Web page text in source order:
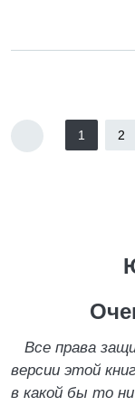
1 2
Все права
версии этой
в какой бы то